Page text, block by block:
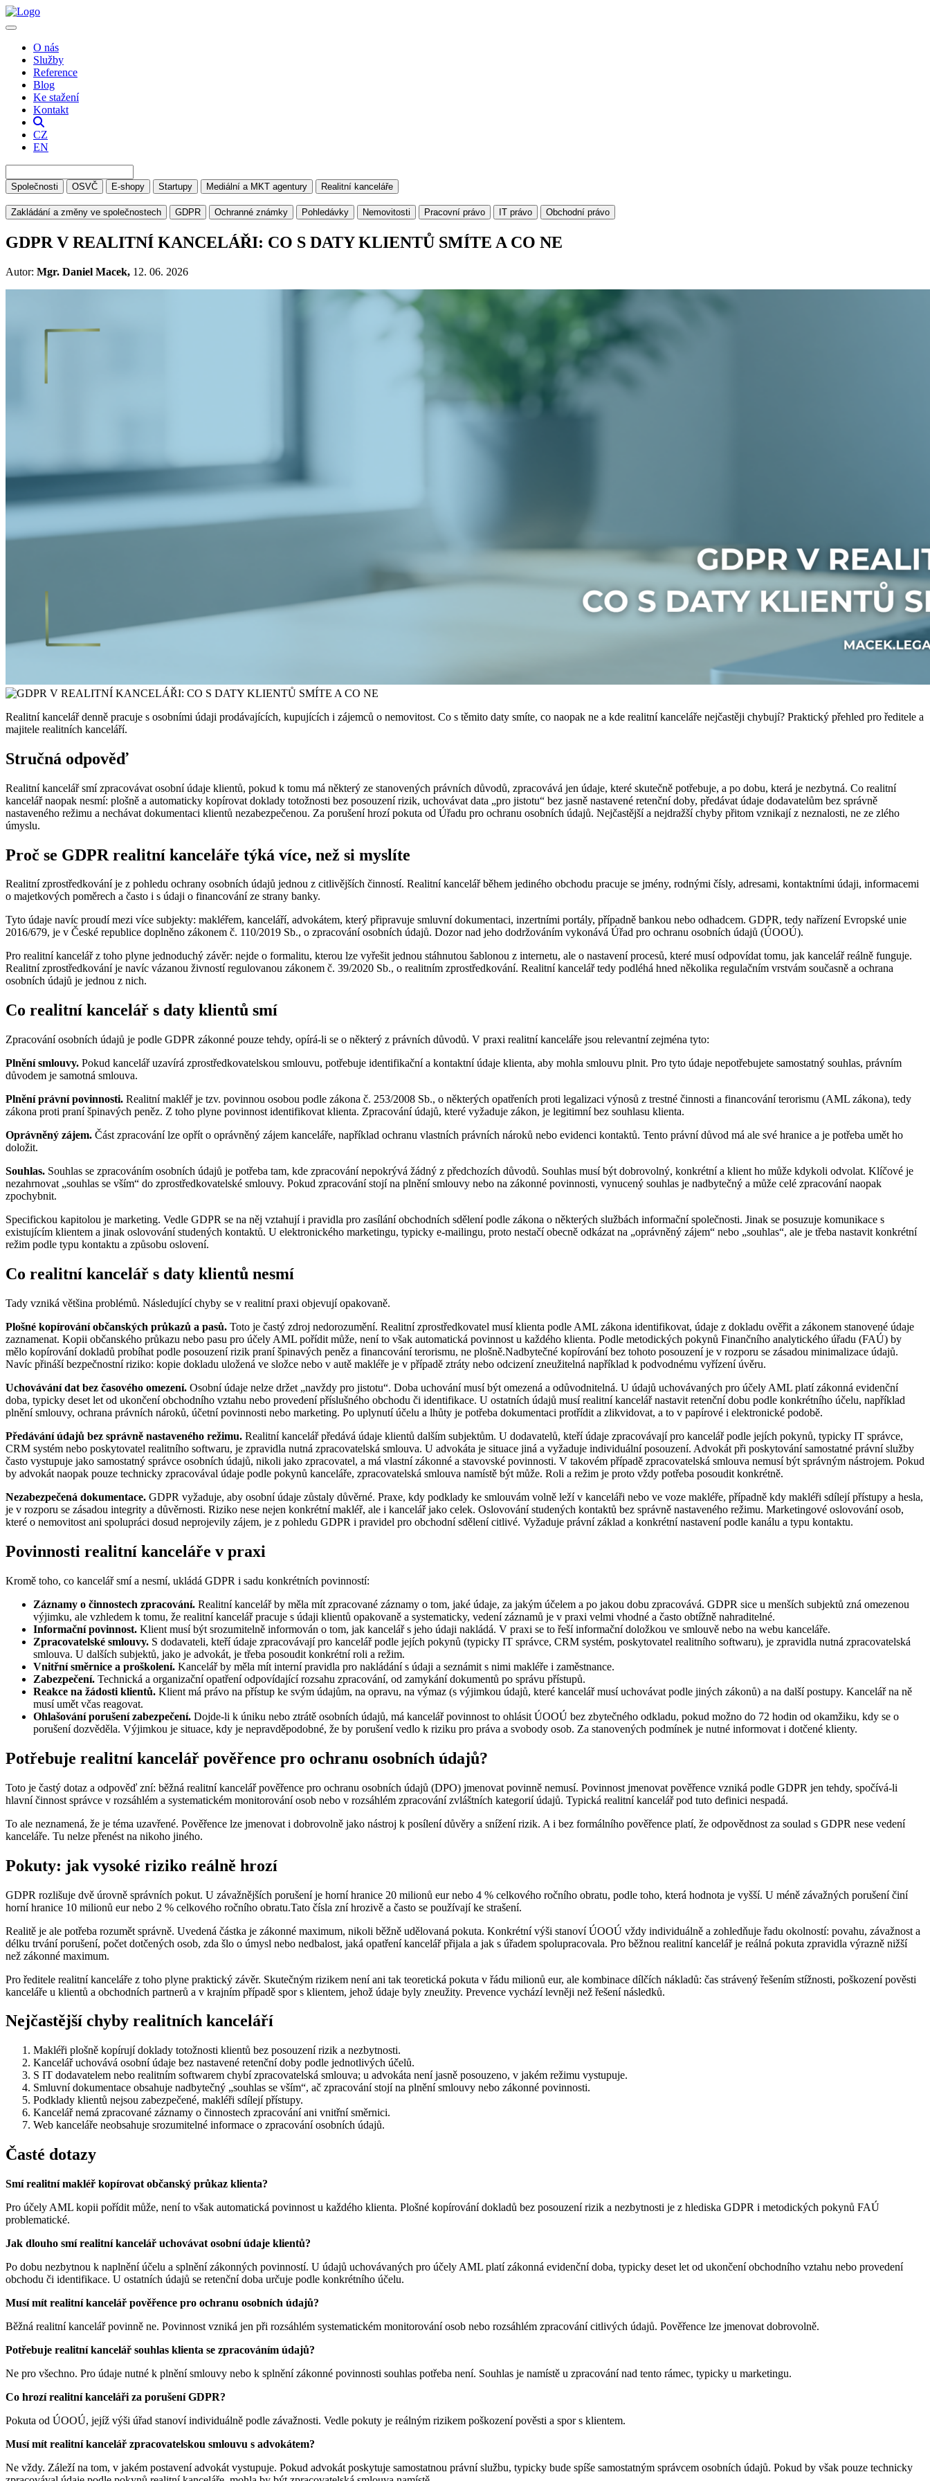
O nás
Služby
Reference
Blog
Ke stažení
Kontakt
CZ
EN
Společnosti OSVČ E-shopy Startupy Mediální a MKT agentury Realitní kanceláře
Zakládání a změny ve společnostech GDPR Ochranné známky Pohledávky Nemovitosti Pracovní právo IT právo Obchodní právo
GDPR V REALITNÍ KANCELÁŘI: CO S DATY KLIENTŮ SMÍTE A CO NE
Autor: Mgr. Daniel Macek, 12. 06. 2026
Realitní kancelář denně pracuje s osobními údaji prodávajících, kupujících i zájemců o nemovitost. Co s těmito daty smíte, co naopak ne a kde realitní kanceláře nejčastěji chybují? Praktický přehled pro ředitele a
majitele realitních kanceláří.
Stručná odpověď
Realitní kancelář smí zpracovávat osobní údaje klientů, pokud k tomu má některý ze stanovených právních důvodů, zpracovává jen údaje, které skutečně potřebuje, a po dobu, která je nezbytná. Co realitní
kancelář naopak nesmí: plošně a automaticky kopírovat doklady totožnosti bez posouzení rizik, uchovávat data „pro jistotu“ bez jasně nastavené retenční doby, předávat údaje dodavatelům bez správně
nastaveného režimu a nechávat dokumentaci klientů nezabezpečenou. Za porušení hrozí pokuta od Úřadu pro ochranu osobních údajů. Nejčastější a nejdražší chyby přitom vznikají z neznalosti, ne ze zlého
úmyslu.
Proč se GDPR realitní kanceláře týká více, než si myslíte
Realitní zprostředkování je z pohledu ochrany osobních údajů jednou z citlivějších činností. Realitní kancelář během jediného obchodu pracuje se jmény, rodnými čísly, adresami, kontaktními údaji, informacemi
o majetkových poměrech a často i s údaji o financování ze strany banky.
Tyto údaje navíc proudí mezi více subjekty: makléřem, kanceláří, advokátem, který připravuje smluvní dokumentaci, inzertními portály, případně bankou nebo odhadcem. GDPR, tedy nařízení Evropské unie
2016/679, je v České republice doplněno zákonem č. 110/2019 Sb., o zpracování osobních údajů. Dozor nad jeho dodržováním vykonává Úřad pro ochranu osobních údajů (ÚOOÚ).
Pro realitní kancelář z toho plyne jednoduchý závěr: nejde o formalitu, kterou lze vyřešit jednou stáhnutou šablonou z internetu, ale o nastavení procesů, které musí odpovídat tomu, jak kancelář reálně funguje.
Realitní zprostředkování je navíc vázanou živností regulovanou zákonem č. 39/2020 Sb., o realitním zprostředkování. Realitní kancelář tedy podléhá hned několika regulačním vrstvám současně a ochrana
osobních údajů je jednou z nich.
Co realitní kancelář s daty klientů smí
Zpracování osobních údajů je podle GDPR zákonné pouze tehdy, opírá-li se o některý z právních důvodů. V praxi realitní kanceláře jsou relevantní zejména tyto:
Plnění smlouvy. Pokud kancelář uzavírá zprostředkovatelskou smlouvu, potřebuje identifikační a kontaktní údaje klienta, aby mohla smlouvu plnit. Pro tyto údaje nepotřebujete samostatný souhlas, právním
důvodem je samotná smlouva.
Plnění právní povinnosti. Realitní makléř je tzv. povinnou osobou podle zákona č. 253/2008 Sb., o některých opatřeních proti legalizaci výnosů z trestné činnosti a financování terorismu (AML zákona), tedy
zákona proti praní špinavých peněz. Z toho plyne povinnost identifikovat klienta. Zpracování údajů, které vyžaduje zákon, je legitimní bez souhlasu klienta.
Oprávněný zájem. Část zpracování lze opřít o oprávněný zájem kanceláře, například ochranu vlastních právních nároků nebo evidenci kontaktů. Tento právní důvod má ale své hranice a je potřeba umět ho
doložit.
Souhlas. Souhlas se zpracováním osobních údajů je potřeba tam, kde zpracování nepokrývá žádný z předchozích důvodů. Souhlas musí být dobrovolný, konkrétní a klient ho může kdykoli odvolat. Klíčové je
nezahrnovat „souhlas se vším“ do zprostředkovatelské smlouvy. Pokud zpracování stojí na plnění smlouvy nebo na zákonné povinnosti, vynucený souhlas je nadbytečný a může celé zpracování naopak
zpochybnit.
Specifickou kapitolou je marketing. Vedle GDPR se na něj vztahují i pravidla pro zasílání obchodních sdělení podle zákona o některých službách informační společnosti. Jinak se posuzuje komunikace s
existujícím klientem a jinak oslovování studených kontaktů. U elektronického marketingu, typicky e-mailingu, proto nestačí obecně odkázat na „oprávněný zájem“ nebo „souhlas“, ale je třeba nastavit konkrétní
režim podle typu kontaktu a způsobu oslovení.
Co realitní kancelář s daty klientů nesmí
Tady vzniká většina problémů. Následující chyby se v realitní praxi objevují opakovaně.
Plošné kopírování občanských průkazů a pasů. Toto je častý zdroj nedorozumění. Realitní zprostředkovatel musí klienta podle AML zákona identifikovat, údaje z dokladu ověřit a zákonem stanovené údaje
zaznamenat. Kopii občanského průkazu nebo pasu pro účely AML pořídit může, není to však automatická povinnost u každého klienta. Podle metodických pokynů Finančního analytického úřadu (FAÚ) by
mělo kopírování dokladů probíhat podle posouzení rizik praní špinavých peněz a financování terorismu, ne plošně.Nadbytečné kopírování bez tohoto posouzení je v rozporu se zásadou minimalizace údajů.
Navíc přináší bezpečnostní riziko: kopie dokladu uložená ve složce nebo v autě makléře je v případě ztráty nebo odcizení zneužitelná například k podvodnému vyřízení úvěru.
Uchovávání dat bez časového omezení. Osobní údaje nelze držet „navždy pro jistotu“. Doba uchování musí být omezená a odůvodnitelná. U údajů uchovávaných pro účely AML platí zákonná evidenční
doba, typicky deset let od ukončení obchodního vztahu nebo provedení příslušného obchodu či identifikace. U ostatních údajů musí realitní kancelář nastavit retenční dobu podle konkrétního účelu, například
plnění smlouvy, ochrana právních nároků, účetní povinnosti nebo marketing. Po uplynutí účelu a lhůty je potřeba dokumentaci protřídit a zlikvidovat, a to v papírové i elektronické podobě.
Předávání údajů bez správně nastaveného režimu. Realitní kancelář předává údaje klientů dalším subjektům. U dodavatelů, kteří údaje zpracovávají pro kancelář podle jejích pokynů, typicky IT správce,
CRM systém nebo poskytovatel realitního softwaru, je zpravidla nutná zpracovatelská smlouva. U advokáta je situace jiná a vyžaduje individuální posouzení. Advokát při poskytování samostatné právní služby
často vystupuje jako samostatný správce osobních údajů, nikoli jako zpracovatel, a má vlastní zákonné a stavovské povinnosti. V takovém případě zpracovatelská smlouva nemusí být správným nástrojem. Pokud
by advokát naopak pouze technicky zpracovával údaje podle pokynů kanceláře, zpracovatelská smlouva namístě být může. Roli a režim je proto vždy potřeba posoudit konkrétně.
Nezabezpečená dokumentace. GDPR vyžaduje, aby osobní údaje zůstaly důvěrné. Praxe, kdy podklady ke smlouvám volně leží v kanceláři nebo ve voze makléře, případně kdy makléři sdílejí přístupy a hesla,
je v rozporu se zásadou integrity a důvěrnosti. Riziko nese nejen konkrétní makléř, ale i kancelář jako celek. Oslovování studených kontaktů bez správně nastaveného režimu. Marketingové oslovování osob,
které o nemovitost ani spolupráci dosud neprojevily zájem, je z pohledu GDPR i pravidel pro obchodní sdělení citlivé. Vyžaduje právní základ a konkrétní nastavení podle kanálu a typu kontaktu.
Povinnosti realitní kanceláře v praxi
Kromě toho, co kancelář smí a nesmí, ukládá GDPR i sadu konkrétních povinností:
Záznamy o činnostech zpracování. Realitní kancelář by měla mít zpracované záznamy o tom, jaké údaje, za jakým účelem a po jakou dobu zpracovává. GDPR sice u menších subjektů zná omezenou
výjimku, ale vzhledem k tomu, že realitní kancelář pracuje s údaji klientů opakovaně a systematicky, vedení záznamů je v praxi velmi vhodné a často obtížně nahraditelné.
Informační povinnost. Klient musí být srozumitelně informován o tom, jak kancelář s jeho údaji nakládá. V praxi se to řeší informační doložkou ve smlouvě nebo na webu kanceláře.
Zpracovatelské smlouvy. S dodavateli, kteří údaje zpracovávají pro kancelář podle jejích pokynů (typicky IT správce, CRM systém, poskytovatel realitního softwaru), je zpravidla nutná zpracovatelská
smlouva. U dalších subjektů, jako je advokát, je třeba posoudit konkrétní roli a režim.
Vnitřní směrnice a proškolení. Kancelář by měla mít interní pravidla pro nakládání s údaji a seznámit s nimi makléře i zaměstnance.
Zabezpečení. Technická a organizační opatření odpovídající rozsahu zpracování, od zamykání dokumentů po správu přístupů.
Reakce na žádosti klientů. Klient má právo na přístup ke svým údajům, na opravu, na výmaz (s výjimkou údajů, které kancelář musí uchovávat podle jiných zákonů) a na další postupy. Kancelář na ně
musí umět včas reagovat.
Ohlašování porušení zabezpečení. Dojde-li k úniku nebo ztrátě osobních údajů, má kancelář povinnost to ohlásit ÚOOÚ bez zbytečného odkladu, pokud možno do 72 hodin od okamžiku, kdy se o
porušení dozvěděla. Výjimkou je situace, kdy je nepravděpodobné, že by porušení vedlo k riziku pro práva a svobody osob. Za stanovených podmínek je nutné informovat i dotčené klienty.
Potřebuje realitní kancelář pověřence pro ochranu osobních údajů?
Toto je častý dotaz a odpověď zní: běžná realitní kancelář pověřence pro ochranu osobních údajů (DPO) jmenovat povinně nemusí. Povinnost jmenovat pověřence vzniká podle GDPR jen tehdy, spočívá-li
hlavní činnost správce v rozsáhlém a systematickém monitorování osob nebo v rozsáhlém zpracování zvláštních kategorií údajů. Typická realitní kancelář pod tuto definici nespadá.
To ale neznamená, že je téma uzavřené. Pověřence lze jmenovat i dobrovolně jako nástroj k posílení důvěry a snížení rizik. A i bez formálního pověřence platí, že odpovědnost za soulad s GDPR nese vedení
kanceláře. Tu nelze přenést na nikoho jiného.
Pokuty: jak vysoké riziko reálně hrozí
GDPR rozlišuje dvě úrovně správních pokut. U závažnějších porušení je horní hranice 20 milionů eur nebo 4 % celkového ročního obratu, podle toho, která hodnota je vyšší. U méně závažných porušení činí
horní hranice 10 milionů eur nebo 2 % celkového ročního obratu.Tato čísla zní hrozivě a často se používají ke strašení.
Realitě je ale potřeba rozumět správně. Uvedená částka je zákonné maximum, nikoli běžně udělovaná pokuta. Konkrétní výši stanoví ÚOOÚ vždy individuálně a zohledňuje řadu okolností: povahu, závažnost a
délku trvání porušení, počet dotčených osob, zda šlo o úmysl nebo nedbalost, jaká opatření kancelář přijala a jak s úřadem spolupracovala. Pro běžnou realitní kancelář je reálná pokuta zpravidla výrazně nižší
než zákonné maximum.
Pro ředitele realitní kanceláře z toho plyne praktický závěr. Skutečným rizikem není ani tak teoretická pokuta v řádu milionů eur, ale kombinace dílčích nákladů: čas strávený řešením stížnosti, poškození pověsti
kanceláře u klientů a obchodních partnerů a v krajním případě spor s klientem, jehož údaje byly zneužity. Prevence vychází levněji než řešení následků.
Nejčastější chyby realitních kanceláří
Makléři plošně kopírují doklady totožnosti klientů bez posouzení rizik a nezbytnosti.
Kancelář uchovává osobní údaje bez nastavené retenční doby podle jednotlivých účelů.
S IT dodavatelem nebo realitním softwarem chybí zpracovatelská smlouva; u advokáta není jasně posouzeno, v jakém režimu vystupuje.
Smluvní dokumentace obsahuje nadbytečný „souhlas se vším“, ač zpracování stojí na plnění smlouvy nebo zákonné povinnosti.
Podklady klientů nejsou zabezpečené, makléři sdílejí přístupy.
Kancelář nemá zpracované záznamy o činnostech zpracování ani vnitřní směrnici.
Web kanceláře neobsahuje srozumitelné informace o zpracování osobních údajů.
Časté dotazy
Smí realitní makléř kopírovat občanský průkaz klienta?
Pro účely AML kopii pořídit může, není to však automatická povinnost u každého klienta. Plošné kopírování dokladů bez posouzení rizik a nezbytnosti je z hlediska GDPR i metodických pokynů FAÚ
problematické.
Jak dlouho smí realitní kancelář uchovávat osobní údaje klientů?
Po dobu nezbytnou k naplnění účelu a splnění zákonných povinností. U údajů uchovávaných pro účely AML platí zákonná evidenční doba, typicky deset let od ukončení obchodního vztahu nebo provedení
obchodu či identifikace. U ostatních údajů se retenční doba určuje podle konkrétního účelu.
Musí mít realitní kancelář pověřence pro ochranu osobních údajů?
Běžná realitní kancelář povinně ne. Povinnost vzniká jen při rozsáhlém systematickém monitorování osob nebo rozsáhlém zpracování citlivých údajů. Pověřence lze jmenovat dobrovolně.
Potřebuje realitní kancelář souhlas klienta se zpracováním údajů?
Ne pro všechno. Pro údaje nutné k plnění smlouvy nebo k splnění zákonné povinnosti souhlas potřeba není. Souhlas je namístě u zpracování nad tento rámec, typicky u marketingu.
Co hrozí realitní kanceláři za porušení GDPR?
Pokuta od ÚOOÚ, jejíž výši úřad stanoví individuálně podle závažnosti. Vedle pokuty je reálným rizikem poškození pověsti a spor s klientem.
Musí mít realitní kancelář zpracovatelskou smlouvu s advokátem?
Ne vždy. Záleží na tom, v jakém postavení advokát vystupuje. Pokud advokát poskytuje samostatnou právní službu, typicky bude spíše samostatným správcem osobních údajů. Pokud by však pouze technicky